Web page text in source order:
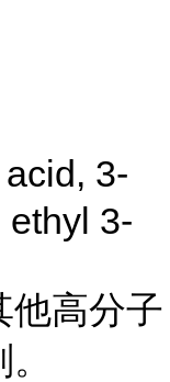
3-
ethyl 3-
他高分子